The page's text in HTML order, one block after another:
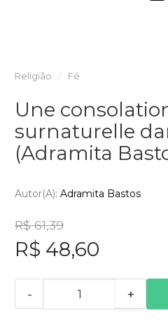
Religião Fé
Une
surnaturelle
(Adramita
Autor(a): Adramita Bastos
R$ 61,39
R$ 48,60
- +